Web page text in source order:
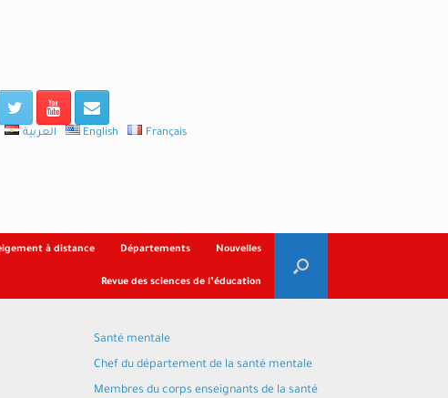
العربية English Français
à distance Départements Nouvelles
Revue des sciences de l’éducation
Santé mentale
Chef du département de la santé mentale
Membres du corps enseignants de la santé